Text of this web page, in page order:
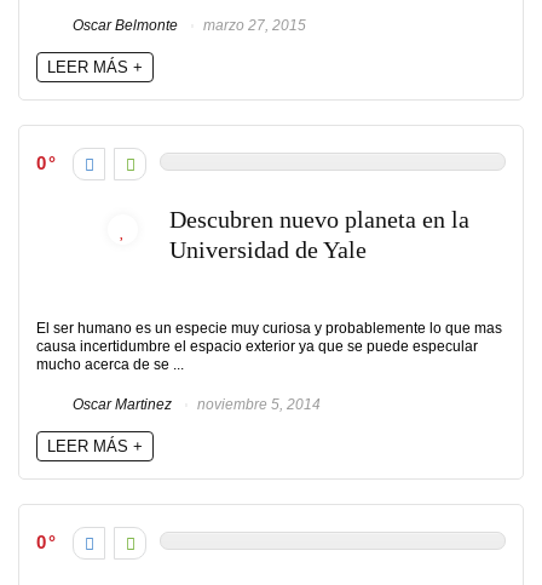
Oscar Belmonte marzo 27, 2015
LEER MÁS +
0
Descubren nuevo planeta en la
Universidad de Yale
El ser humano es un especie muy curiosa y probablemente lo que mas
causa incertidumbre el espacio exterior ya que se puede especular
mucho acerca de se ...
Oscar Martinez noviembre 5, 2014
LEER MÁS +
0